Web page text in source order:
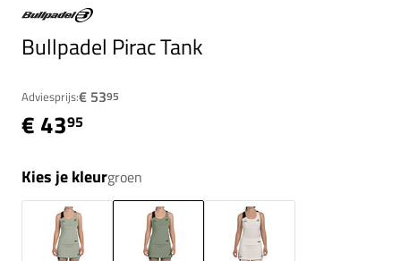
Bullpadel Pirac Tank
Adviesprijs:€ 5395
€ 4395
Kies je kleurgroen